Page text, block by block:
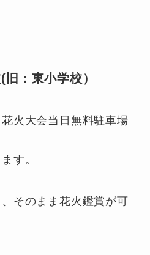
：東小学校）
火大会当日無料駐車場
す。
そのまま花火鑑賞が可